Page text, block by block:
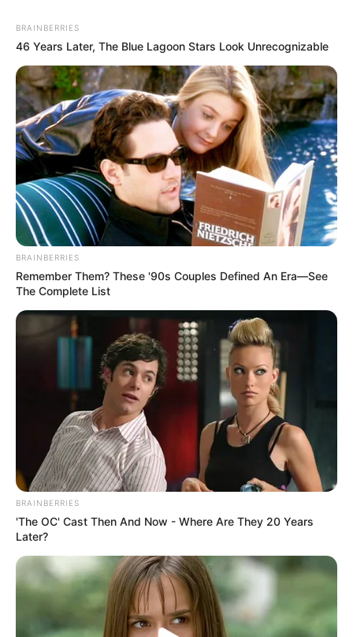
BRAINBERRIES
46 Years Later, The Blue Lagoon Stars Look Unrecognizable
BRAINBERRIES
Remember Them? These '90s Couples Defined An Era—See
The Complete List
BRAINBERRIES
'The OC' Cast Then And Now - Where Are They 20 Years
Later?